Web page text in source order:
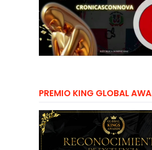
PREMIO KING GLOBAL